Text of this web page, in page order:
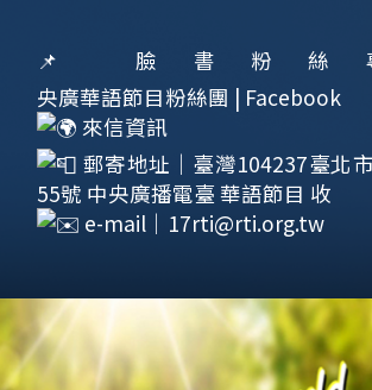
📌 臉書粉絲
央廣華語節目粉絲團 | Facebook
來信資訊
郵寄地址｜臺灣104237臺北
55號 中央廣播電臺 華語節目 收
e-mail｜ 17rti@rti.org.tw